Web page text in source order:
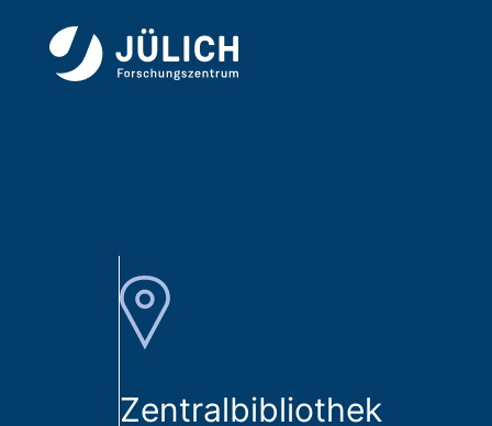
Zentralbibliothek